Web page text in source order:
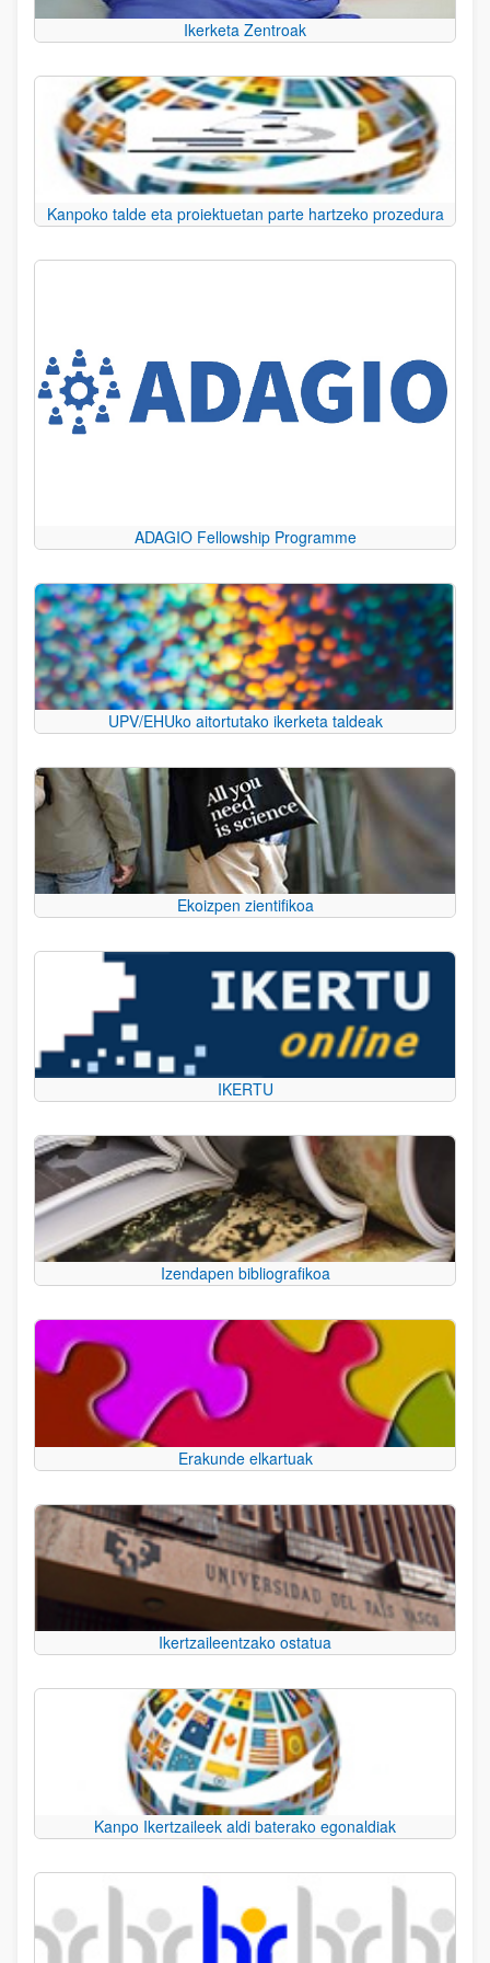
Ikerketa Zentroak
Kanpoko talde eta proiektuetan parte hartzeko prozedura
ADAGIO Fellowship Programme
UPV/EHUko aitortutako ikerketa taldeak
Ekoizpen zientifikoa
IKERTU
Izendapen bibliografikoa
Erakunde elkartuak
Ikertzaileentzako ostatua
Kanpo Ikertzaileek aldi baterako egonaldiak